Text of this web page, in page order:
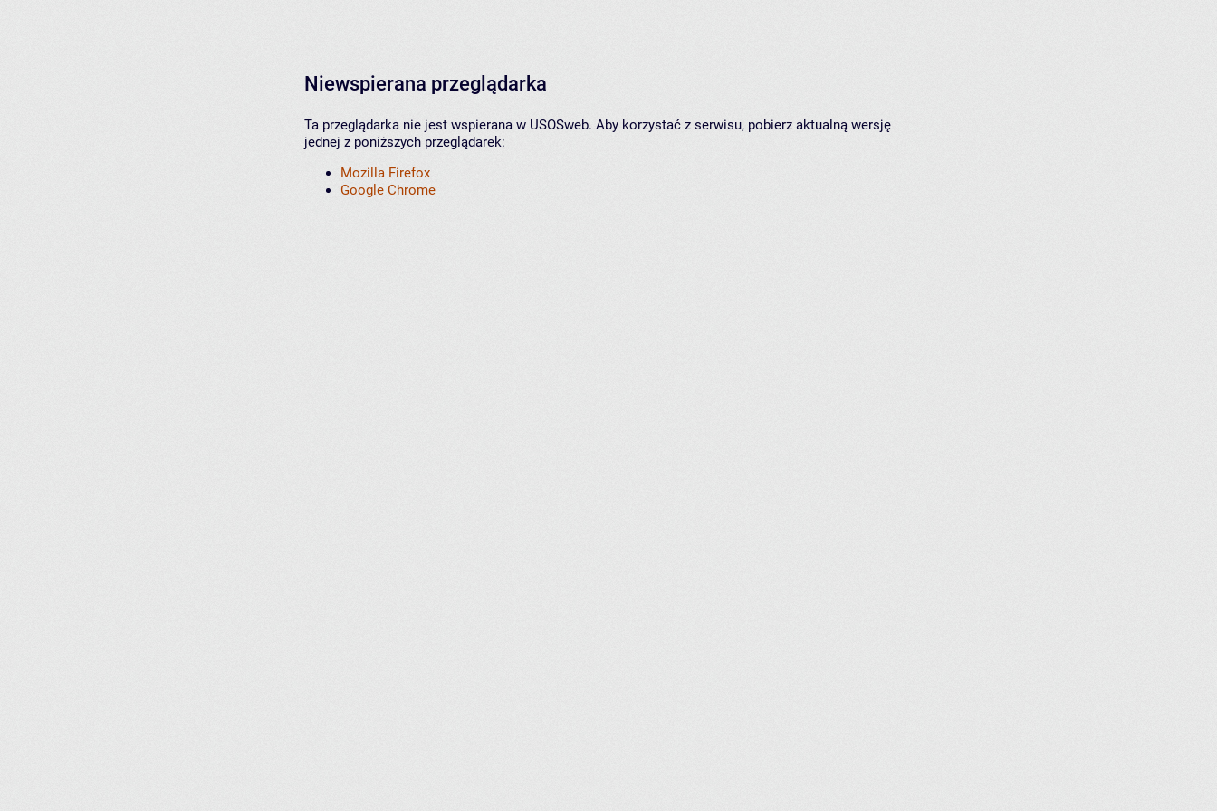
Niewspierana przeglądarka
Ta przeglądarka nie jest wspierana w USOSweb. Aby korzystać z serwisu, pobierz aktualną wersję
jednej z poniższych przeglądarek:
Mozilla Firefox
Google Chrome